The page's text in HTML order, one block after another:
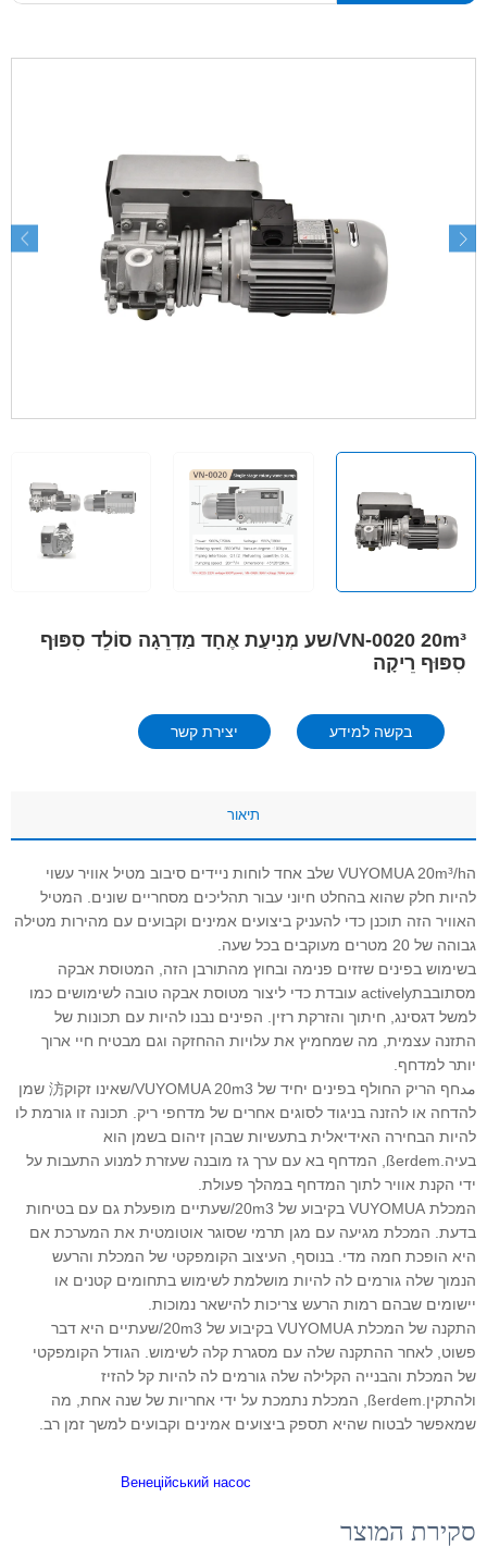
VN-0020 20m³/שע מְנִיעַת אֶחָד מַדְרֵגָה סוֹלֵד סִפּוּף
סִפּוּף רֵיקָה
בקשה למידע יצירת קשר
תיאור
הVUYOMUA 20m³/h שלב אחד לוחות ניידים סיבוב מטיל אוויר עשוי
להיות חלק שהוא בהחלט חיוני עבור תהליכים מסחריים שונים. המטיל
האוויר הזה תוכנן כדי להעניק ביצועים אמינים וקבועים עם מהירות מטילה
גבוהה של 20 מטרים מעוקבים בכל שעה.
בשימוש בפינים שזזים פנימה ובחוץ מהתורבן הזה, המטוסת אבקה
מסתובבתactively עובדת כדי ליצור מטוסת אבקה טובה לשימושים כמו
למשל דגסינג, חיתוך והזרקת רזין. הפינים נבנו להיות עם תכונות של
התזנה עצמית, מה שמחמיץ את עלויות ההחזקה וגם מבטיח חיי ארוך
יותר למדחף.
مدחף הריק החולף בפינים יחיד של VUYOMUA 20m3/שאינו זקוק汸 שמן
להדחה או להזנה בניגוד לסוגים אחרים של מדחפי ריק. תכונה זו גורמת לו
להיות הבחירה האידיאלית בתעשיות שבהן זיהום בשמן הוא
בעיה.ßerdem, המדחף בא עם ערך גז מובנה שעזרת למנוע התעבות על
ידי הקנת אוויר לתוך המדחף במהלך פעולת.
המכלת VUYOMUA בקיבוע של 20m3/שעתיים מופעלת גם עם בטיחות
בדעת. המכלת מגיעה עם מגן תרמי שסוגר אוטומטית את המערכת אם
היא הופכת חמה מדי. בנוסף, העיצוב הקומפקטי של המכלת והרעש
הנמוך שלה גורמים לה להיות מושלמת לשימוש בתחומים קטנים או
יישומים שבהם רמות הרעש צריכות להישאר נמוכות.
התקנה של המכלת VUYOMUA בקיבוע של 20m3/שעתיים היא דבר
פשוט, לאחר ההתקנה שלה עם מסגרת קלה לשימוש. הגודל הקומפקטי
של המכלת והבנייה הקלילה שלה גורמים לה להיות קל להזיז
ולהתקין.ßerdem, המכלת נתמכת על ידי אחריות של שנה אחת, מה
שמאפשר לבטוח שהיא תספק ביצועים אמינים וקבועים למשך זמן רב.
Венеційський насос
סקירת המוצר